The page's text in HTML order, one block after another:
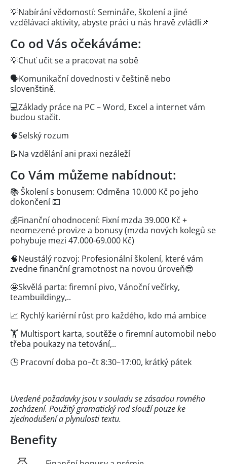
💡Nabírání vědomostí: Semináře, školení a jiné
vzdělávací aktivity, abyste práci u nás hravě zvládli📌
Co od Vás očekáváme:
💡Chuť učit se a pracovat na sobě
🗣️Komunikační dovednosti v češtině nebo
slovenštině.
💻Základy práce na PC – Word, Excel a internet vám
budou stačit.
🧠Selský rozum
📝Na vzdělání ani praxi nezáleží
Co Vám můžeme nabídnout:
📚 Školení s bonusem: Odměna 10.000 Kč po jeho
dokončení 💵
💰Finanční ohodnocení: Fixní mzda 39.000 Kč +
neomezené provize a bonusy (mzda nových kolegů se
pohybuje mezi 47.000-69.000 Kč)
🧠Neustálý rozvoj: Profesionální školení, které vám
zvedne finanční gramotnost na novou úroveň😎
🤩Skvělá parta: firemní pivo, Vánoční večírky,
teambuildingy,..
📈 Rychlý kariérní růst pro každého, kdo má ambice
🏋️ Multisport karta, soutěže o firemní automobil nebo
třeba poukazy na tetování,..
🕒 Pracovní doba po–čt 8:30–17:00, krátký pátek
Uvedené požadavky jsou v souladu se zásadou rovného
zacházení. Použitý gramatický rod slouží pouze ke
zjednodušení a plynulosti textu.
Benefity